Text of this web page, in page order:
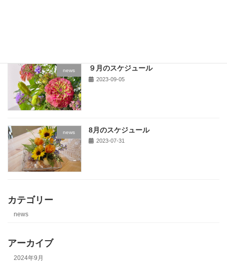
news ９月のスケジュール
2023-09-05
news 8月のスケジュール
2023-07-31
カテゴリー
news
アーカイブ
2024年9月